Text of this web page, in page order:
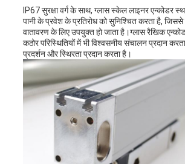
IP67 सुरक्षा वर्ग के साथ, ग्लास स्केल लाइनर एन्कोडर
पानी के प्रवेश के प्रतिरोध को सुनिश्चित करता है, जिससे
वातावरण के लिए उपयुक्त हो जाता है।ग्लास रैखिक
कठोर परिस्थितियों में भी विश्वसनीय संचालन प्रदान
प्रदर्शन और स्थिरता प्रदान करता है।